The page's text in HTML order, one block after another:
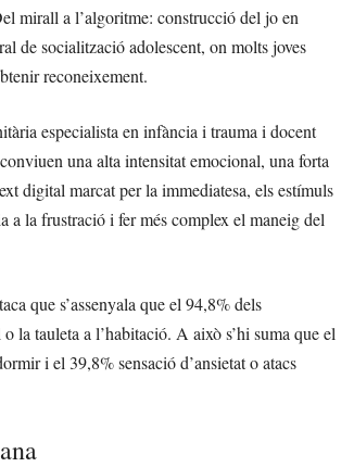
mirall a l’algoritme: construcció del jo en
de socialització adolescent, on molts joves
reconeixement.
especialista en infància i trauma i docent
una alta intensitat emocional, una forta
digital marcat per la immediatesa, els estímuls
la frustració i fer més complex el maneig del
que s’assenyala que el 94,8% dels
la tauleta a l’habitació. A això s’hi suma que el
i el 39,8% sensació d’ansietat o atacs